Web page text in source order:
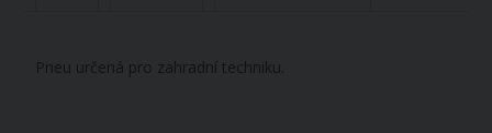
Pneu určená pro zahradní techniku.